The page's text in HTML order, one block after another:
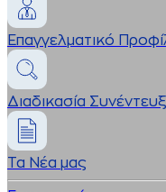
Επαγγελματικό
Διαδικασία
Τα Νέα μας